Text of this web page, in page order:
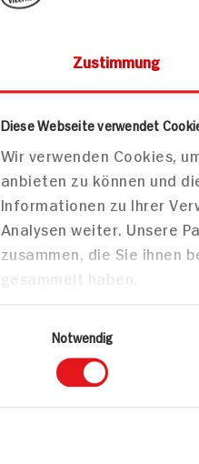
Zustimmung
Diese Webseite verwendet
Wir verwenden Cookies,
anbieten zu können und
Informationen zu Ihrer
Analysen weiter. Unsere
zusammen, die Sie ihnen
gesammelt haben.
Notwendig70 min